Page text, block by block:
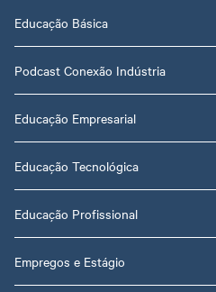
Educação Básica
Podcast Conexão Indústria
Educação Empresarial
Educação Tecnológica
Educação Profissional
Empregos e Estágio